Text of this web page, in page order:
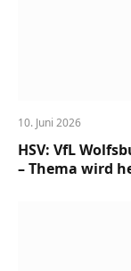
10. Juni 2026
HSV: VfL
– Thema wird